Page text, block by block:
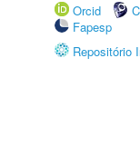
Orcid
Fapesp
Repositório